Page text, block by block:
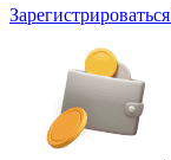
Зарегистрироваться